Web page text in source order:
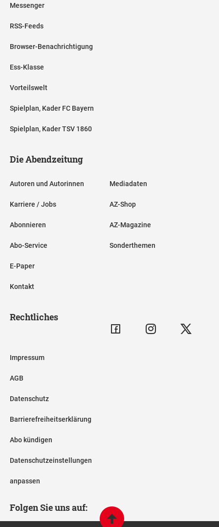
Messenger
RSS-Feeds
Browser-Benachrichtigung
Ess-Klasse
Vorteilswelt
Spielplan, Kader FC Bayern
Spielplan, Kader TSV 1860
Die Abendzeitung
Autoren und Autorinnen
Karriere / Jobs
Abonnieren
Abo-Service
E-Paper
Kontakt
Mediadaten
AZ-Shop
AZ-Magazine
Sonderthemen
Rechtliches
Impressum
AGB
Datenschutz
Barrierefreiheitserklärung
Abo kündigen
Datenschutzeinstellungen
anpassen
Folgen Sie uns auf: